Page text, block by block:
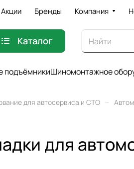
Акции Бренды Компания
Каталог
подъёмникиШиномонтажное
для автосервиса и СТО –
для